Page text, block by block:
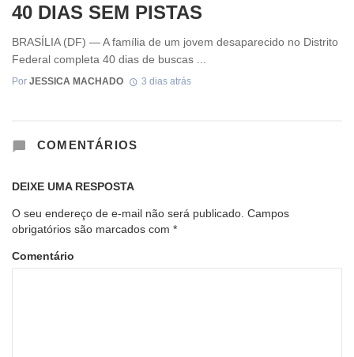
40 DIAS SEM PISTAS
BRASÍLIA (DF) — A família de um jovem desaparecido no Distrito
Federal completa 40 dias de buscas ...
Por JESSICA MACHADO 3 dias atrás
COMENTÁRIOS
DEIXE UMA RESPOSTA
O seu endereço de e-mail não será publicado. Campos
obrigatórios são marcados com *
Comentário